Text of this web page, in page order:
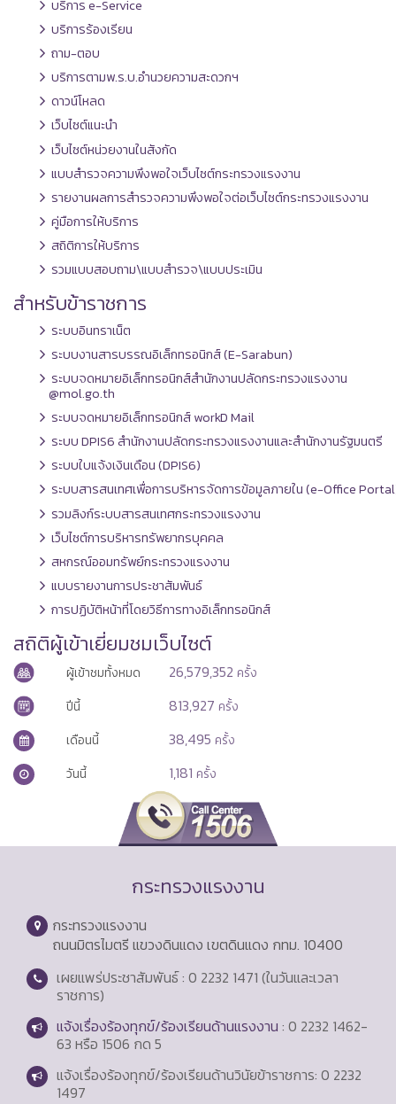
บริการ e-Service
บริการร้องเรียน
ถาม-ตอบ
บริการตามพ.ร.บ.อำนวยความสะดวกฯ
ดาวน์โหลด
เว็บไซต์แนะนำ
เว็บไซต์หน่วยงานในสังกัด
แบบสำรวจความพึงพอใจเว็บไซต์กระทรวงแรงงาน
รายงานผลการสำรวจความพึงพอใจต่อเว็บไซต์กระทรวงแรงงาน
คู่มือการให้บริการ
สถิติการให้บริการ
รวมแบบสอบถาม\แบบสำรวจ\แบบประเมิน
สำหรับข้าราชการ
ระบบอินทราเน็ต
ระบบงานสารบรรณอิเล็กทรอนิกส์ (E-Sarabun)
ระบบจดหมายอิเล็กทรอนิกส์สำนักงานปลัดกระทรวงแรงงาน
@mol.go.th
ระบบจดหมายอิเล็กทรอนิกส์ workD Mail
ระบบ DPIS6 สำนักงานปลัดกระทรวงแรงงานและสำนักงานรัฐมนตรี
ระบบใบแจ้งเงินเดือน (DPIS6)
ระบบสารสนเทศเพื่อการบริหารจัดการข้อมูลภายใน (e-Office
รวมลิงก์ระบบสารสนเทศกระทรวงแรงงาน
เว็บไซต์การบริหารทรัพยากรบุคคล
สหกรณ์ออมทรัพย์กระทรวงแรงงาน
แบบรายงานการประชาสัมพันธ์
การปฏิบัติหน้าที่โดยวิธีการทางอิเล็กทรอนิกส์
สถิติผู้เข้าเยี่ยมชมเว็บไซต์
ผู้เข้าชมทั้งหมด 26,579,352 ครั้ง
ปีนี้
813,927 ครั้ง
เดือนนี้
38,495 ครั้ง
วันนี้
1,181 ครั้ง
กระทรวงแรงงาน
กระทรวงแรงงาน
ถนนมิตรไมตรี แขวงดินแดง เขตดินแดง กทม. 10400
เผยแพร่ประชาสัมพันธ์ : 0 2232 1471 (ในวันและเวลา
ราชการ)
แจ้งเรื่องร้องทุกข์/ร้องเรียนด้านแรงงาน : 0 2232 1462-
63 หรือ 1506 กด 5
แจ้งเรื่องร้องทุกข์/ร้องเรียนด้านวินัยข้าราชการ: 0 2232
1497